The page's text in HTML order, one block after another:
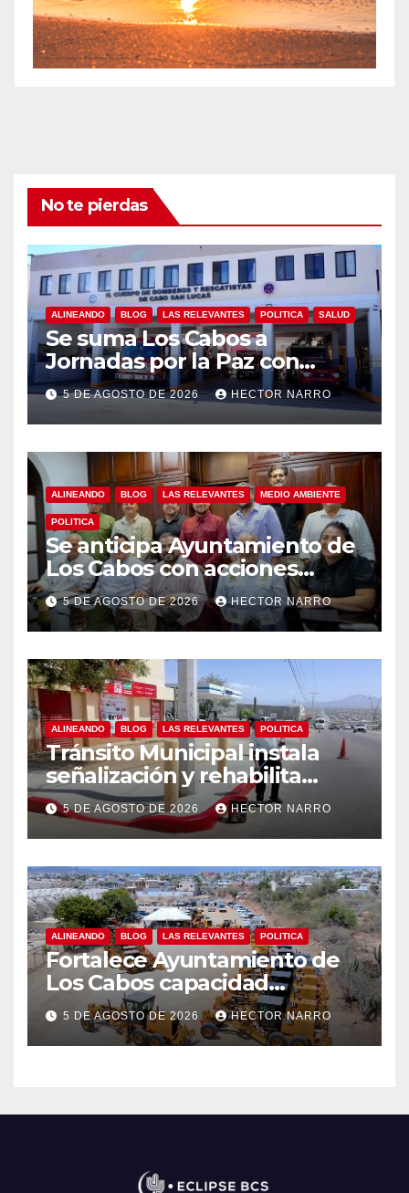
No te pierdas
ALINEANDO BLOG LAS RELEVANTES POLITICA SALUD
Se suma Los Cabos a
Jornadas por la Paz con
capacitación en primeros
auxilios para jóvenes
5 DE AGOSTO DE 2026 HECTOR NARRO
ALINEANDO BLOG LAS RELEVANTES MEDIO AMBIENTE
POLITICA
Se anticipa Ayuntamiento de
Los Cabos con acciones
preventivas ante lluvias en el
centro histórico
5 DE AGOSTO DE 2026 HECTOR NARRO
ALINEANDO BLOG LAS RELEVANTES POLITICA
Tránsito Municipal instala
señalización y rehabilita
cruces peatonales en Los
Cabos
5 DE AGOSTO DE 2026 HECTOR NARRO
ALINEANDO BLOG LAS RELEVANTES POLITICA
Fortalece Ayuntamiento de
Los Cabos capacidad
operativa de Servicios
Públicos con recursos del
FISAM
5 DE AGOSTO DE 2026 HECTOR NARRO